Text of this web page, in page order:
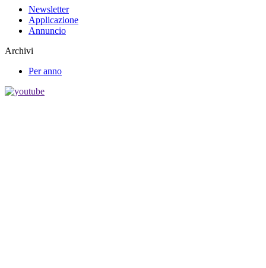
Newsletter
Applicazione
Annuncio
Archivi
Per anno